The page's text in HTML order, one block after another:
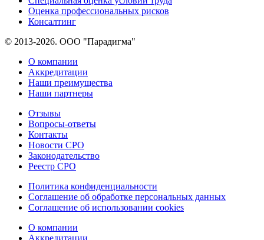
Оценка профессиональных рисков
Консалтинг
© 2013-2026. ООО "Парадигма"
О компании
Аккредитации
Наши преимущества
Наши партнеры
Отзывы
Вопросы-ответы
Контакты
Новости СРО
Законодательство
Реестр СРО
Политика конфиденциальности
Соглашение об обработке персональных данных
Соглашение об использовании cookies
О компании
Аккредитации